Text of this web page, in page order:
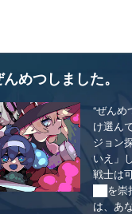
めつしました。
“ぜん
け選ん
ジョン
いえ」
戦士は
██を崇
は、あ